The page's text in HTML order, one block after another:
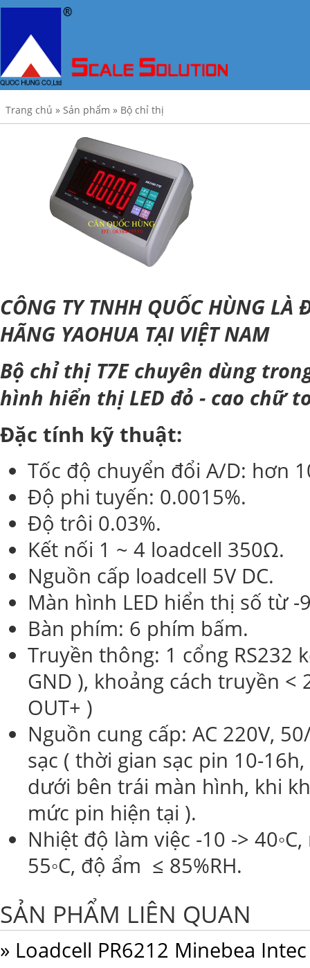
Trang chủ » Sản phẩm » Bộ chỉ thị
CÔNG TY TNHH QUỐC HÙNG LÀ
HÃNG YAOHUA TẠI VIỆT NAM
Bộ chỉ thị T7E chuyên dùng
hình hiển thị LED đỏ - cao chữ
Đặc tính kỹ thuật:
Tốc độ chuyển đổi A/D: hơn
Độ phi tuyến: 0.0015%.
Độ trôi 0.03%.
Kết nối 1 ~ 4 loadcell 350Ω.
Nguồn cấp loadcell 5V DC.
Màn hình LED hiển thị số từ -
Bàn phím: 6 phím bấm.
Truyền thông: 1 cổng RS232
GND ), khoảng cách truyền <
OUT+ )
Nguồn cung cấp: AC 220V,
sạc ( thời gian sạc pin 10-
dưới bên trái màn hình, khi
mức pin hiện tại ).
Nhiệt độ làm việc -10 ->
55◦C, độ ẩm ≤ 85%RH.
SẢN PHẨM LIÊN QUAN
» Loadcell PR6212 Minebea Intec